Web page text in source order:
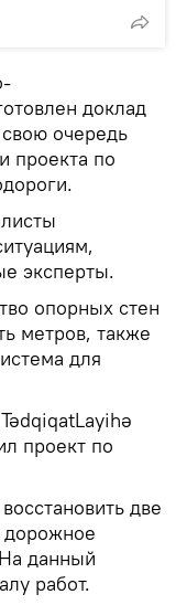
доклад
очередь
проекта по
эксперты.
опорных стен
метров, также
для
проект по
две
данный
работ.